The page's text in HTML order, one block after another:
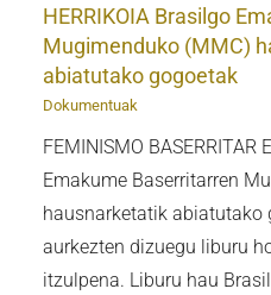
HERRIKOIA Brasilgo
Mugimenduko (MMC)
abiatutako gogoetak
Dokumentuak
FEMINISMO BASERRITAR
Emakume Baserritarren
hausnarketatik abiatutako
aurkezten dizuegu liburu
itzulpena. Liburu hau